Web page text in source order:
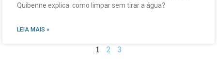
Quibenne explica: como limpar sem tirar a água?
LEIA MAIS »
1 2 3